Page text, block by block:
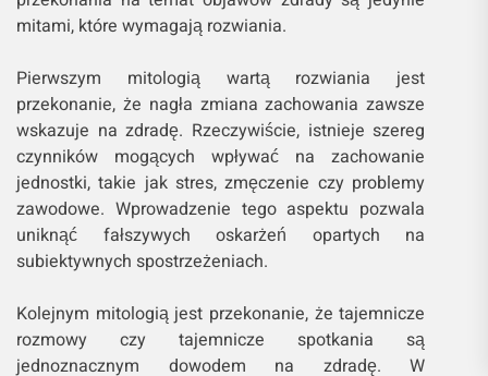
mitami, które wymagają rozwiania.
Pierwszym mitologią wartą rozwiania jest
przekonanie, że nagła zmiana zachowania zawsze
wskazuje na zdradę. Rzeczywiście, istnieje szereg
czynników mogących wpływać na zachowanie
jednostki, takie jak stres, zmęczenie czy problemy
zawodowe. Wprowadzenie tego aspektu pozwala
uniknąć fałszywych oskarżeń opartych na
subiektywnych spostrzeżeniach.
Kolejnym mitologią jest przekonanie, że tajemnicze
rozmowy czy tajemnicze spotkania są
jednoznacznym dowodem na zdradę. W